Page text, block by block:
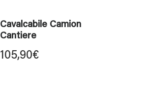
Cavalcabile Camion
Cantiere
105,90€